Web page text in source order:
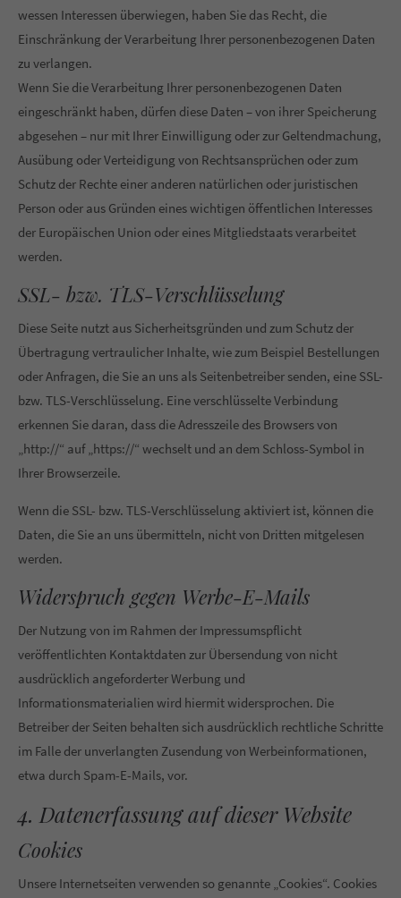
wessen Interessen überwiegen, haben Sie das Recht, die
Einschränkung der Verarbeitung Ihrer personenbezogenen Daten
zu verlangen.
Wenn Sie die Verarbeitung Ihrer personenbezogenen Daten
eingeschränkt haben, dürfen diese Daten – von ihrer Speicherung
abgesehen – nur mit Ihrer Einwilligung oder zur Geltendmachung,
Ausübung oder Verteidigung von Rechtsansprüchen oder zum
Schutz der Rechte einer anderen natürlichen oder juristischen
Person oder aus Gründen eines wichtigen öffentlichen Interesses
der Europäischen Union oder eines Mitgliedstaats verarbeitet
werden.
SSL- bzw. TLS-Verschlüsselung
Diese Seite nutzt aus Sicherheitsgründen und zum Schutz der
Übertragung vertraulicher Inhalte, wie zum Beispiel Bestellungen
oder Anfragen, die Sie an uns als Seitenbetreiber senden, eine SSL-
bzw. TLS-Verschlüsselung. Eine verschlüsselte Verbindung
erkennen Sie daran, dass die Adresszeile des Browsers von
„http://“ auf „https://“ wechselt und an dem Schloss-Symbol in
Ihrer Browserzeile.
Wenn die SSL- bzw. TLS-Verschlüsselung aktiviert ist, können die
Daten, die Sie an uns übermitteln, nicht von Dritten mitgelesen
werden.
Widerspruch gegen Werbe-E-Mails
Der Nutzung von im Rahmen der Impressumspflicht
veröffentlichten Kontaktdaten zur Übersendung von nicht
ausdrücklich angeforderter Werbung und
Informationsmaterialien wird hiermit widersprochen. Die
Betreiber der Seiten behalten sich ausdrücklich rechtliche Schritte
im Falle der unverlangten Zusendung von Werbeinformationen,
etwa durch Spam-E-Mails, vor.
4. Datenerfassung auf dieser Website
Cookies
Unsere Internetseiten verwenden so genannte „Cookies“. Cookies